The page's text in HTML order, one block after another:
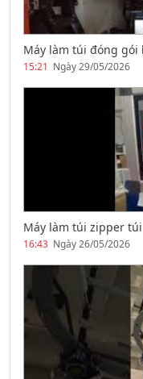
Máy làm túi đóng gói
15:21 Ngày 29/05/2026
Máy làm túi zipper
16:43 Ngày 26/05/2026